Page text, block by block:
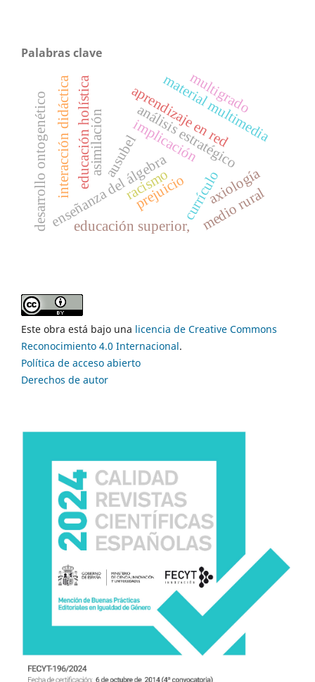
Palabras clave
currículo
implicación
axiología
material multimedia
enseñanza del álgebra
educación holística análisis estratégico
educación superior,
aprendizaje en red
desarrollo ontogenético asimilación
racismo
prejuicio
interacción didáctica ausubel
medio rural
multigrado
Este obra está bajo una licencia de Creative Commons
Reconocimiento 4.0 Internacional.
Política de acceso abierto
Derechos de autor